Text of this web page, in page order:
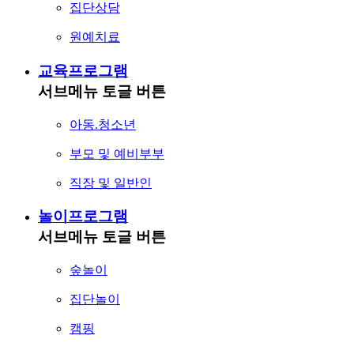
집단상담
원예치료
교육프로그램
서브메뉴 토글 버튼
아동.청소년
부모 및 예비부부
직장 및 일반인
놀이프로그램
서브메뉴 토글 버튼
숲놀이
집단놀이
캠핑